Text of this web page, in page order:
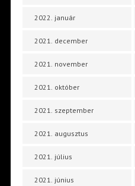
2022. január
2021. december
2021. november
2021. október
2021. szeptember
2021. augusztus
2021. július
2021. június